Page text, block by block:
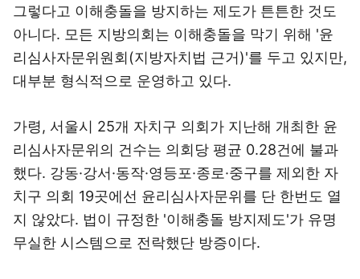
그렇다고 이해충돌을 방지하는 제도가 튼튼한 것도
아니다. 모든 지방의회는 이해충돌을 막기 위해 '윤
리심사자문위원회(지방자치법 근거)'를 두고 있지만,
대부분 형식적으로 운영하고 있다.
가령, 서울시 25개 자치구 의회가 지난해 개최한 윤
리심사자문위의 건수는 의회당 평균 0.28건에 불과
했다. 강동·강서·동작·영등포·종로·중구를 제외한 자
치구 의회 19곳에선 윤리심사자문위를 단 한번도 열
지 않았다. 법이 규정한 '이해충돌 방지제도'가 유명
무실한 시스템으로 전락했단 방증이다.